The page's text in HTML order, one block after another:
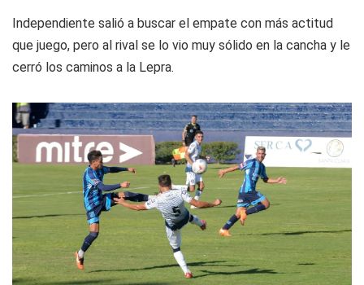
Independiente salió a buscar el empate con más actitud
que juego, pero al rival se lo vio muy sólido en la cancha y le
cerró los caminos a la Lepra.